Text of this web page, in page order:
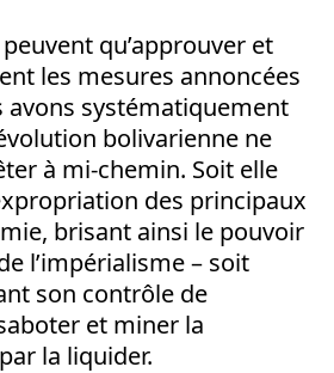
qu’approuver et
les mesures annoncées
avons systématiquement
bolivarienne ne
à mi-chemin. Soit elle
des principaux
brisant ainsi le pouvoir
l’impérialisme – soit
son contrôle de
et miner la
la liquider.